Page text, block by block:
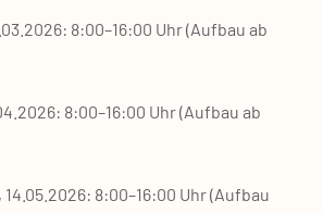
8:00–16:00 Uhr (Auf­bau ab
8:00–16:00 Uhr (Auf­bau ab
8:00–16:00 Uhr (Auf­bau